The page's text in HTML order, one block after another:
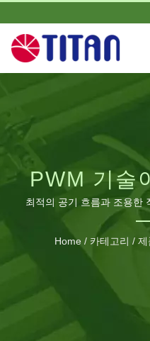
PWM 기술
120MM 쿠
최적의 공기 흐름과 조용한
으로 설
Home / 카테고리 / 제